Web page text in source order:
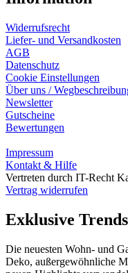
Widerrufsrecht
Liefer- und Versandkosten
AGB
Datenschutz
Cookie Einstellungen
Über uns /
Newsletter
Gutscheine
Bewertungen
Impressum
Kontakt & Hilfe
Vertreten durch IT-Recht
Vertrag widerrufen
Exklusive
Die neuesten Wohn- und
Deko, außergewöhnliche